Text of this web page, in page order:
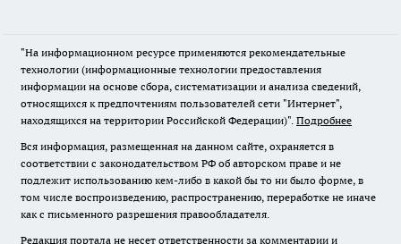
"На информационном ресурсе применяются рекомендательные
технологии (информационные технологии предоставления
информации на основе сбора, систематизации и анализа сведений,
относящихся к предпочтениям пользователей сети "Интернет",
находящихся на территории Российской Федерации)". Подробнее
Вся информация, размещенная на данном сайте, охраняется в
соответствии с законодательством РФ об авторском праве и не
подлежит использованию кем-либо в какой бы то ни было форме, в
том числе воспроизведению, распространению, переработке не иначе
как с письменного разрешения правообладателя.
Редакция портала не несет ответственности за комментарии и